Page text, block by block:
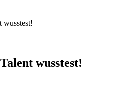
wusstest!
wusstest!